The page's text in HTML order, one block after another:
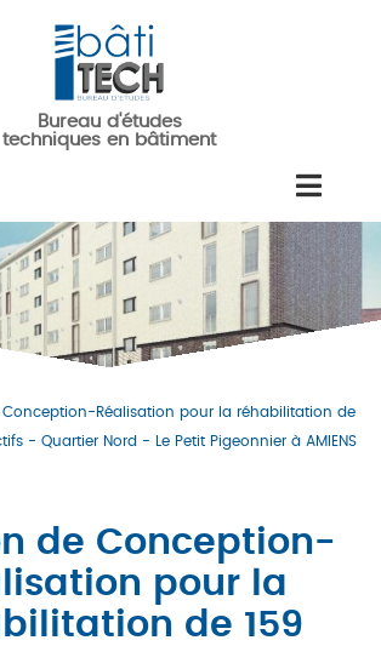
Bureau d'études
techniques en bâtiment
Conception-Réalisation pour la réhabilitation de
- Quartier Nord - Le Petit Pigeonnier à AMIENS
de Conception-
pour la
de 159